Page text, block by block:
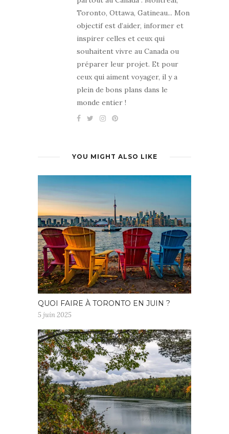
Toronto, Ottawa, Gatineau... Mon
objectif est d’aider, informer et
inspirer celles et ceux qui
souhaitent vivre au Canada ou
préparer leur projet. Et pour
ceux qui aiment voyager, il y a
plein de bons plans dans le
monde entier !
YOU MIGHT ALSO LIKE
QUOI FAIRE À TORONTO EN JUIN ?
5 juin 2025